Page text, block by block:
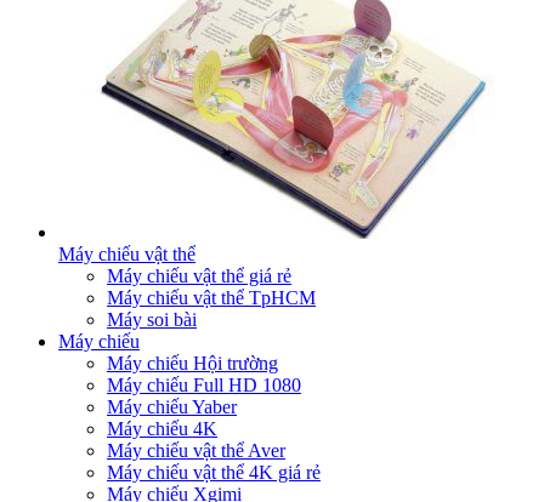
Máy chiếu vật thể
Máy chiếu vật thể giá rẻ
Máy chiếu vật thể TpHCM
Máy soi bài
Máy chiếu
Máy chiếu Hội trường
Máy chiếu Full HD 1080
Máy chiếu Yaber
Máy chiếu 4K
Máy chiếu vật thể Aver
Máy chiếu vật thể 4K giá rẻ
Máy chiếu Xgimi